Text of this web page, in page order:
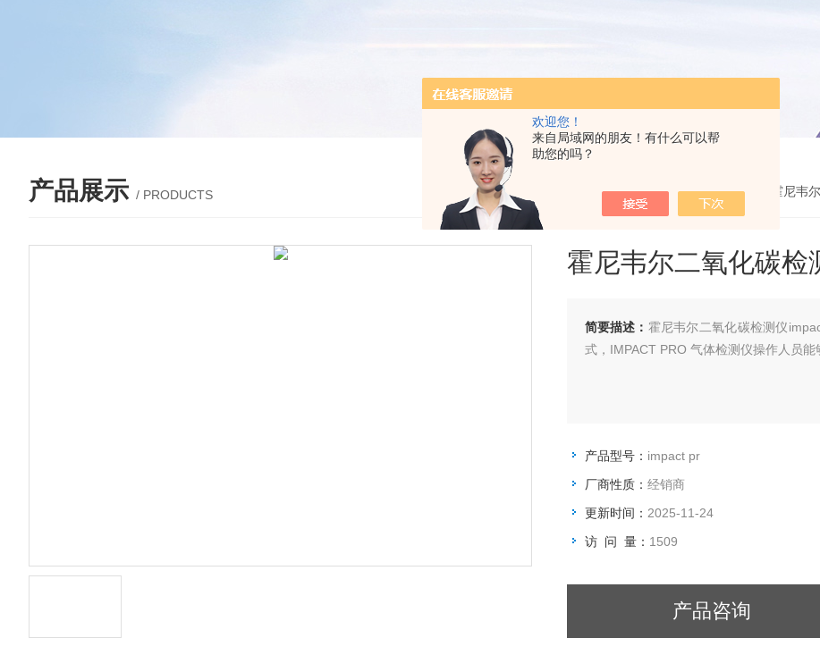
欢迎您！
来自局域网的朋友！有什么可以帮
助您的吗？
产品展示 / PRODUCTS 您的位置：网站首页>产品展示 霍尼韦
霍尼韦尔二氧化碳检
简要描述： 霍尼韦尔二氧化碳检测仪
式，IMPACT PRO 气体检测仪
产品型号： impact pr
厂商性质： 经销商
更新时间： 2025-11-24
访 问 量： 1509
产品咨询